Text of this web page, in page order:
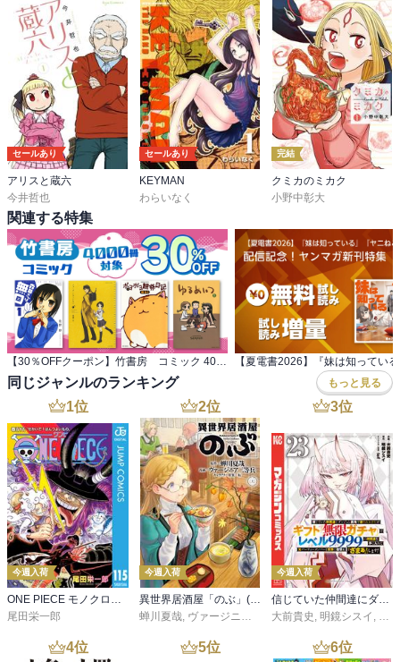
セールあり
アリスと蔵六
今井哲也
セールあり
KEYMAN
わらいなく
完結
クミカのミカク
小野中彰大
関連する特集
同じジャンルのランキング もっと見る
1位
今週入荷
ONE PIECE モノクロ版 115
尾田栄一郎
2位
今週入荷
異世界居酒屋「のぶ」(22)
蝉川夏哉, ヴァージニア二等兵 ,転
3位
今週入荷
信じていた仲間達にダンジョン奥地で殺されかけたがギフト『無限ガチャ』でレベル９９９９の仲間達を手に入れて元パーティーメンバーと世界に復讐＆『ざまぁ！』します！（２３）
大前貴史 , 明鏡シスイ , ｔ
4位 5位 6位